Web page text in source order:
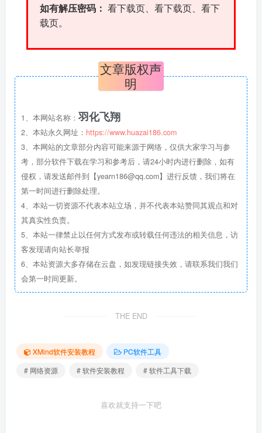
如有解压密码： 看下载页、看下载页、看下
载页。
文章版权声
明
1、本网站名称： 羽化飞翔
2、本站永久网址： https://www.huazai186.com
3、本网站的文章部分内容可能来源于网络，仅供大家学习与参
考，部分软件下载在学习和参考后，请24小时内进行删除，如有
侵权，请发送邮件到【yearn186@qq.com】进行反馈，我们将在
第一时间进行删除处理。
4、本站一切资源不代表本站立场，并不代表本站赞同其观点和对
其真实性负责。
5、本站一律禁止以任何方式发布或转载任何违法的相关信息，访
客发现请向站长举报
6、本站资源大多存储在云盘，如发现链接失效，请联系我们我们
会第一时间更新。
THE END
XMind软件安装教程
PC软件工具
# 网络资源
# 软件安装教程 # 软件工具下载
喜欢就支持一下吧